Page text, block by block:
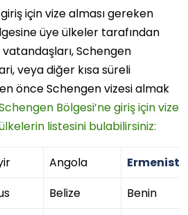
için vize alması gereken
üye ülkeler tarafından
Schengen
veya diğer kısa süreli
önce Schengen vizesi almak
Bölgesi’ne giriş için vize
listesini bulabilirsiniz:
Angola
Belize Benin